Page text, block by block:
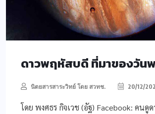
ดาวพฤหัสบดี ที่มาของวัน
นิตยสารสาระวิทย์ โดย สวทช. 20/12/
โดย พงศธร กิจเวช (อัฐ) Facebook: คนดู